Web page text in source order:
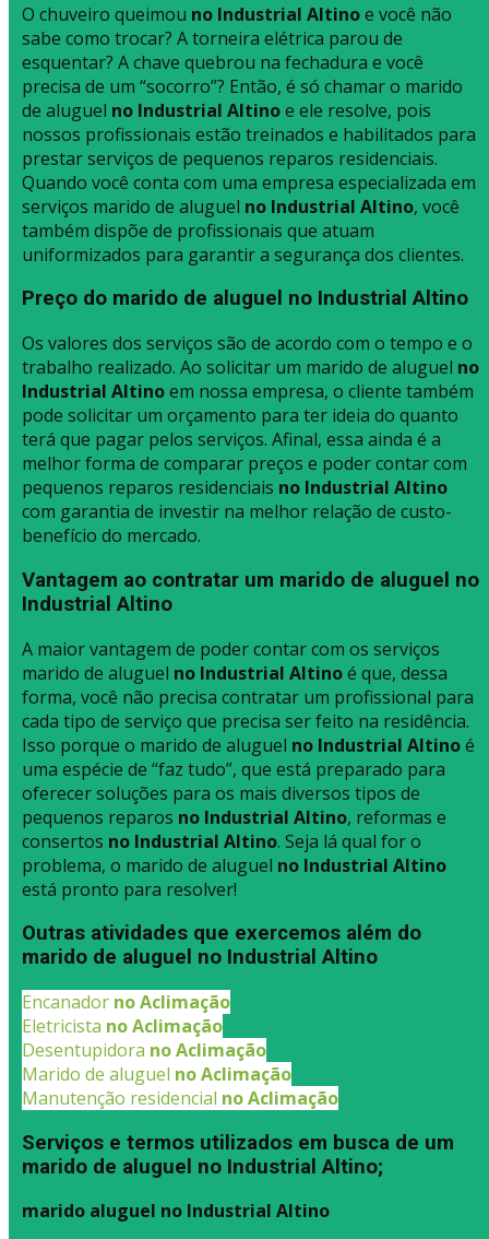
O chuveiro queimou no Industrial Altinoe você não
sabe como trocar? A torneira elétrica parou de
esquentar? A chave quebrou na fechadura e você
precisa de um “socorro”? Então, é só chamar o marido
de aluguel no Industrial Altinoe ele resolve, pois
nossos profissionais estão treinados e habilitados para
prestar serviços de pequenos reparos residenciais.
Quando você conta com uma empresa especializada em
serviços marido de aluguel no Industrial Altino, você
também dispõe de profissionais que atuam
uniformizados para garantir a segurança dos clientes.
Preço do marido de aluguel no Industrial Altino
Os valores dos serviços são de acordo com o tempo e o
trabalho realizado. Ao solicitar um marido de aluguel no
Industrial Altinoem nossa empresa, o cliente também
pode solicitar um orçamento para ter ideia do quanto
terá que pagar pelos serviços. Afinal, essa ainda é a
melhor forma de comparar preços e poder contar com
pequenos reparos residenciais no Industrial Altino
com garantia de investir na melhor relação de custo-
benefício do mercado.
Vantagem ao contratar um marido de aluguel no
Industrial Altino
A maior vantagem de poder contar com os serviços
marido de aluguel no Industrial Altinoé que, dessa
forma, você não precisa contratar um profissional para
cada tipo de serviço que precisa ser feito na residência.
Isso porque o marido de aluguel no Industrial Altinoé
uma espécie de “faz tudo”, que está preparado para
oferecer soluções para os mais diversos tipos de
pequenos reparos no Industrial Altino, reformas e
consertos no Industrial Altino. Seja lá qual for o
problema, o marido de aluguel no Industrial Altino
está pronto para resolver!
Outras atividades que exercemos além do
marido de aluguel no Industrial Altino
Encanador no Aclimação
Eletricista no Aclimação
Desentupidora no Aclimação
Marido de aluguel no Aclimação
Manutenção residencial no Aclimação
Serviços e termos utilizados em busca de um
marido de aluguel no Industrial Altino;
marido aluguel no Industrial Altino